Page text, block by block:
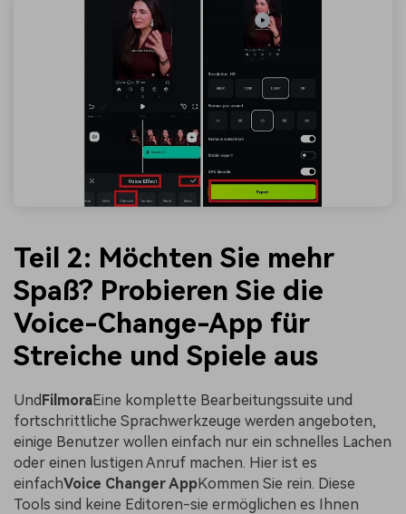
Teil 2: Möchten Sie mehr
Spaß? Probieren Sie die
Voice-Change-App für
Streiche und Spiele aus
UndFilmoraEine komplette Bearbeitungssuite und
fortschrittliche Sprachwerkzeuge werden angeboten,
einige Benutzer wollen einfach nur ein schnelles Lachen
oder einen lustigen Anruf machen. Hier ist es
einfachVoice Changer AppKommen Sie rein. Diese
Tools sind keine Editoren-sie ermöglichen es Ihnen